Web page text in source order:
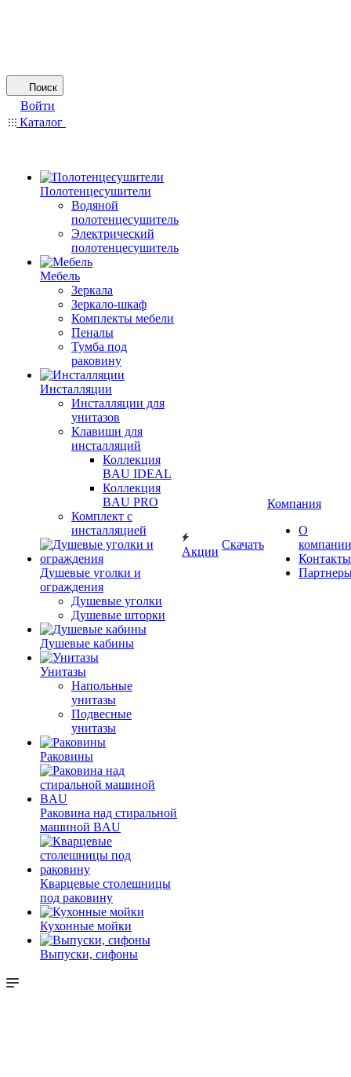
Поиск
Войти
Каталог
Полотенцесушители
Водяной
полотенцесушитель
Электрический
полотенцесушитель
Мебель
Зеркала
Зеркало-шкаф
Комплекты мебели
Пеналы
Тумба под
раковину
Инсталляции
Инсталляции для
унитазов
Клавиши для
инсталляций
Коллекция
BAU IDEAL
Коллекция
BAU PRO
Комплект с
инсталляцией
Душевые уголки и
ограждения
Душевые уголки
Душевые шторки
Душевые кабины
Унитазы
Напольные
унитазы
Подвесные
унитазы
Раковины
Раковина над стиральной
машиной BAU
Кварцевые столешницы
под раковину
Кухонные мойки
Выпуски, сифоны
Акции
Скачать
Компания
О
компании
Контакты